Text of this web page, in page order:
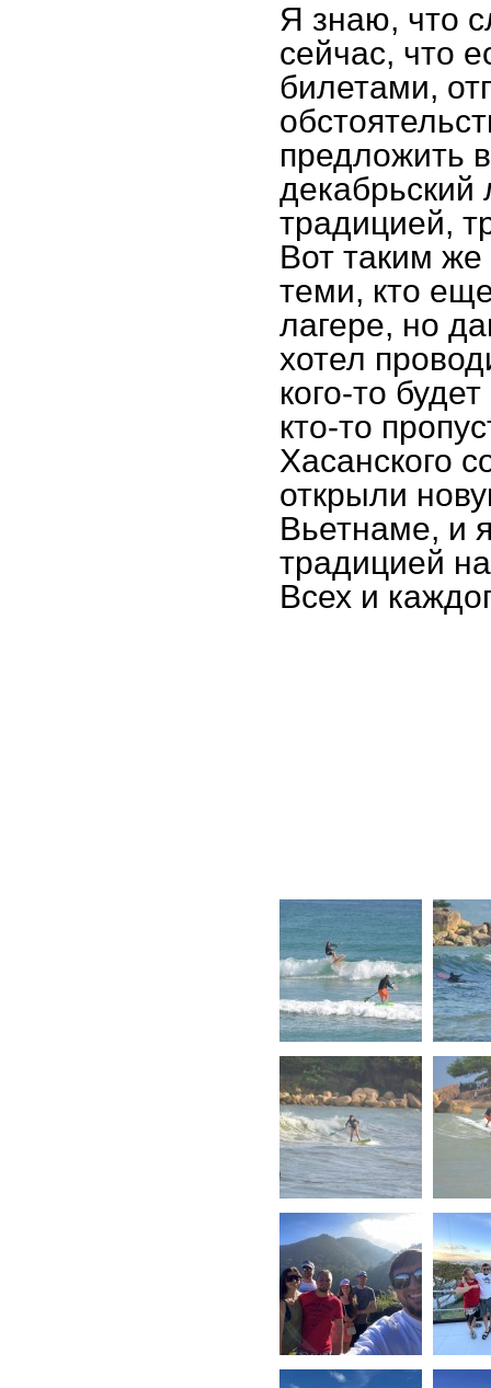
Я знаю, что
сейчас, что
билетами,
предложить
декабрьский
традицией,
Вот таким
теми, кто
лагере, но
хотел
кого-то
кто-то
Хасанского
открыли
Вьетнаме, и
традицией
Всех и